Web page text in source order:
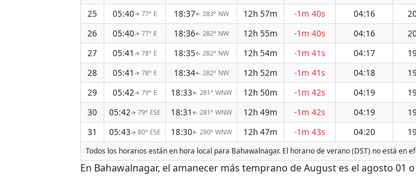
25
05:40↑ 77° E 18:37↑ 283° NW 12h 57m -1m 40s 04:16
26
05:40↑ 77° E 18:36↑ 282° NW 12h 55m -1m 40s 04:16
27
05:41 ↑ 78° E 18:35↑ 282° NW 12h 54m -1m 41s 04:17
28
05:41 ↑ 78° E 18:34↑ 282° NW 12h 52m -1m 41s 04:18
29
05:42↑ 79° E 18:33↑ 281° WNW 12h 50m -1m 42s 04:19
30
05:42↑ 79° ESE 18:31 ↑ 281° WNW 12h 49m -1m 42s 04:19
31
05:43↑ 80° ESE 18:30↑ 280° WNW 12h 47m -1m 43s 04:20
Todos los horarios están en hora local para Bahawalnagar. El horario de verano (DST) no está en
En Bahawalnagar, el amanecer más temprano de August es el agosto